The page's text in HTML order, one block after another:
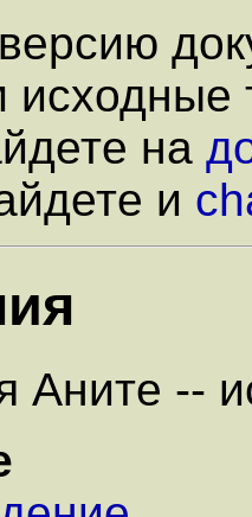
на
и
Аните --